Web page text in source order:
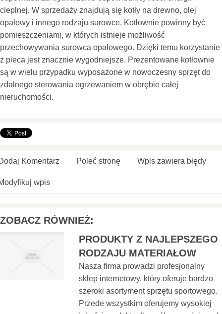
cieplnej. W sprzedaży znajdują się kotły na drewno, olej
opałowy i innego rodzaju surowce. Kotłownie powinny być
pomieszczeniami, w których istnieje możliwość
przechowywania surowca opałowego. Dzięki temu korzystanie
z pieca jest znacznie wygodniejsze. Prezentowane kotłownie
są w wielu przypadku wyposażone w nowoczesny sprzęt do
zdalnego sterowania ogrzewaniem w obrębie całej
nieruchomości.
Komentarz Poleć stronę Wpis zawiera błędy
wpis
ZOBACZ RÓWNIEŻ:
PRODUKTY Z NAJLEPSZEGO
RODZAJU MATERIAŁOW
Nasza firma prowadzi profesjonalny
sklep internetowy, który oferuje bardzo
szeroki asortyment sprzętu sportowego.
Przede wszystkim oferujemy wysokiej